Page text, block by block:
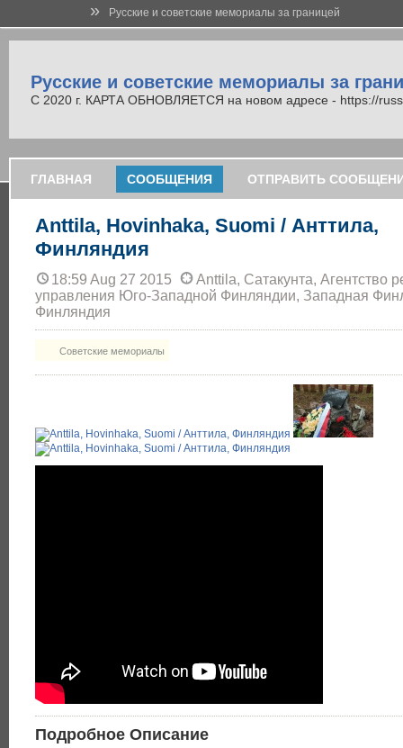
» Русские и советские мемориалы за границей
Русские и советские мемориалы за
С 2020 г. КАРТА ОБНОВЛЯЕТСЯ на новом адресе - https://
ГЛАВНАЯ СООБЩЕНИЯ ОТПРАВИТЬ
Anttila, Hovinhaka, Suomi / Анттила,
Финляндия
18:59 Aug 27 2015
Anttila, Сатакунта, Агентство
управления Юго-Западной Финляндии, Западная
Финляндия
Советские мемориалы
Подробное Описание